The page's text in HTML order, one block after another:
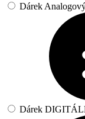
Dárek
Dárek